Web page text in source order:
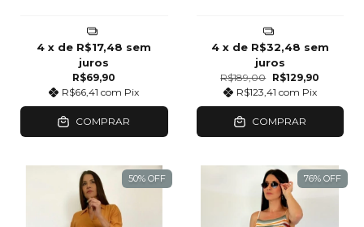
R$69,90
R$66,41com Pix
4 x de R$17,48 sem
juros
COMPRAR
R$189,00 R$129,90
R$123,41 com Pix
4 x de R$32,48 sem
juros
COMPRAR
50% OFF 76% OFF